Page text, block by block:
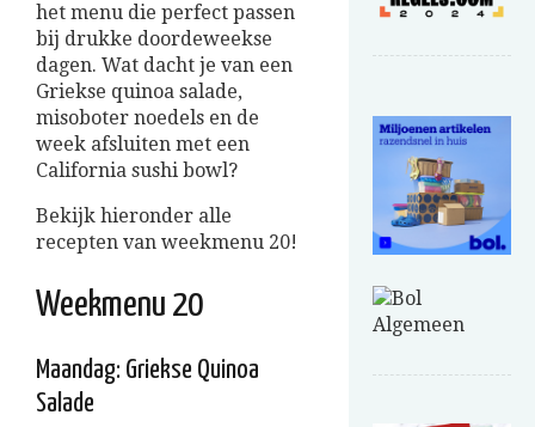
het menu die perfect passen
bij drukke doordeweekse
dagen. Wat dacht je van een
Griekse quinoa salade,
misoboter noedels en de
week afsluiten met een
California sushi bowl?
Bekijk hieronder alle
recepten van weekmenu 20!
Weekmenu 20
Maandag: Griekse Quinoa
Salade